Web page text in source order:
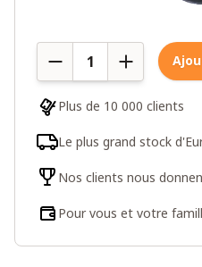
Quantité
Plus de 10 000 clients
Le plus grand stock
Nos clients nous
Pour vous et votre